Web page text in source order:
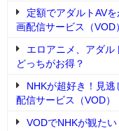
定額でアダルトAV
画配信サービス（VOD
エロアニメ、アダル
どっちがお得？
NHKが超好き！見
配信サービス（VOD）
VODでNHKが観た